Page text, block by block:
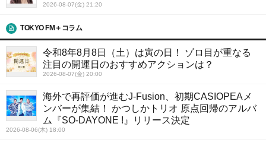
2026-08-07(金) 21:20
TOKYO FM＋コラム
令和8年8月8日（土）は寅の日！ ゾロ目が重なる
注目の開運日のおすすめアクションは？
2026-08-07(金) 20:00
海外で再評価が進むJ-Fusion、初期CASIOPEAメ
ンバーが集結！ かつしかトリオ 原点回帰のアルバ
ム『SO-DAYONE !』リリース決定
2026-08-06(木) 18:00